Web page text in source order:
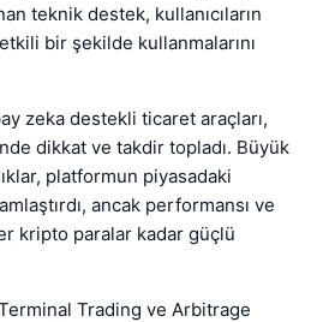
teknik destek, kullanıcıların
bir şekilde kullanmalarını
zeka destekli ticaret araçları,
dikkat ve takdir topladı. Büyük
platformun piyasadaki
ancak performansı ve
kripto paralar kadar güçlü
Trading ve Arbitrage